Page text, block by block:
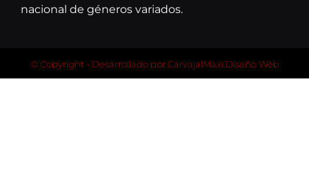
nacional de géneros variados.
© Copyright - Desarrollado porCarvajalMaxi Diseño Web